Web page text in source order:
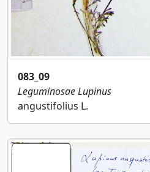
083_09
LeguminosaeLupinus
angustifolius L.